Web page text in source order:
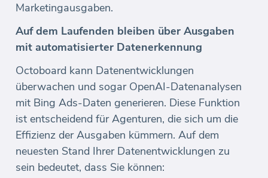
Marketingausgaben.
Auf dem Laufenden bleiben über Ausgaben
mit automatisierter Datenerkennung
Octoboard kann Datenentwicklungen
überwachen und sogar OpenAI-Datenanalysen
mit Bing Ads-Daten generieren. Diese Funktion
ist entscheidend für Agenturen, die sich um die
Effizienz der Ausgaben kümmern. Auf dem
neuesten Stand Ihrer Datenentwicklungen zu
sein bedeutet, dass Sie können: